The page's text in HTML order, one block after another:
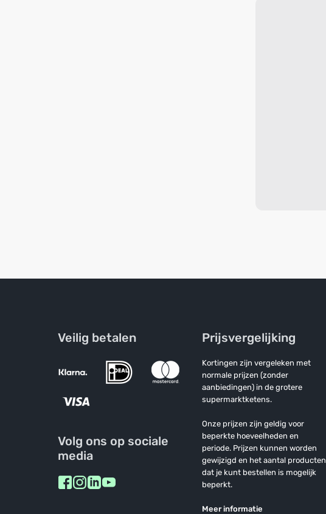
Veilig betalen
Volg ons op sociale
media
Prijsvergelijking
Kortingen zijn vergeleken met
normale prijzen (zonder
aanbiedingen) in de grotere
supermarktketens.
Onze prijzen zijn geldig voor
beperkte hoeveelheden en
periode. Prijzen kunnen worden
gewijzigd en het aantal producten
dat je kunt bestellen is mogelijk
beperkt.
Meer informatie